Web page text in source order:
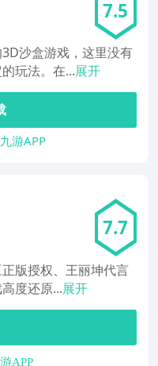
7.5
沙盒游戏，这里没有
玩法。在...展开
游APP
7.7
版授权、王丽坤代言
度还原...展开
APP